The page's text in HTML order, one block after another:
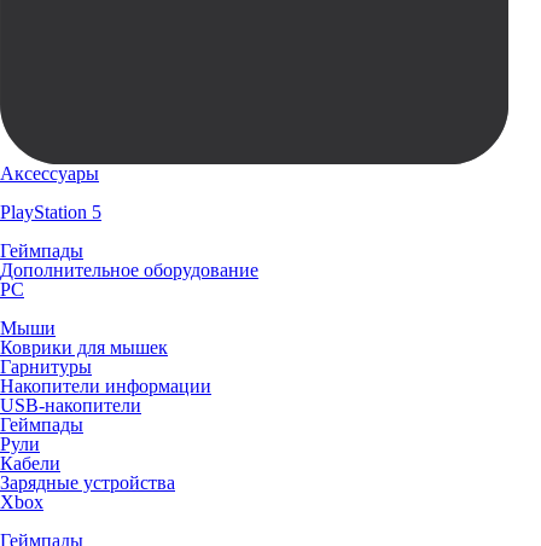
Аксессуары
PlayStation 5
Геймпады
Дополнительное оборудование
PC
Мыши
Коврики для мышек
Гарнитуры
Накопители информации
USB-накопители
Геймпады
Рули
Кабели
Зарядные устройства
Xbox
Геймпады